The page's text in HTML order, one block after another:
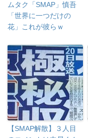
ムタク「SMAP」慎吾
「世界に一つだけの
花」これが彼らｗ
【SMAP解散】３人目